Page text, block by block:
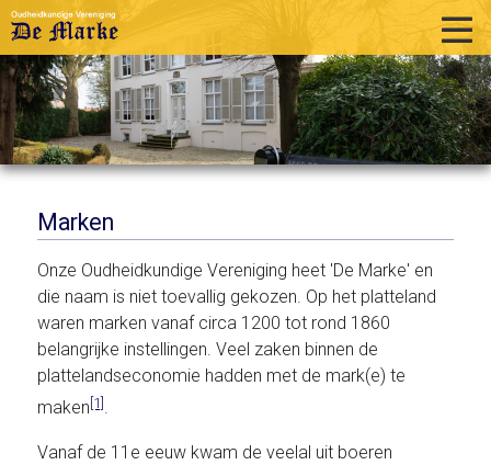
home
historie
activiteiten
links
Marken
Onze Oudheidkundige Vereniging heet 'De Marke' en
die naam is niet toevallig gekozen. Op het platteland
waren marken vanaf circa 1200 tot rond 1860
belangrijke instellingen. Veel zaken binnen de
plattelandseconomie hadden met de mark(e) te
maken [1] .
Vanaf de 11e eeuw kwam de veelal uit boeren